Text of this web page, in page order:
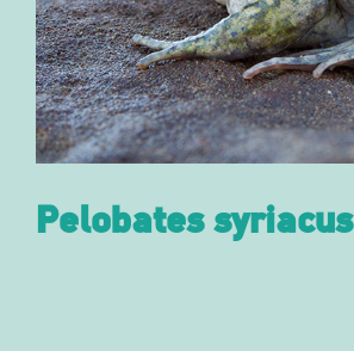
Pelobates syriacus